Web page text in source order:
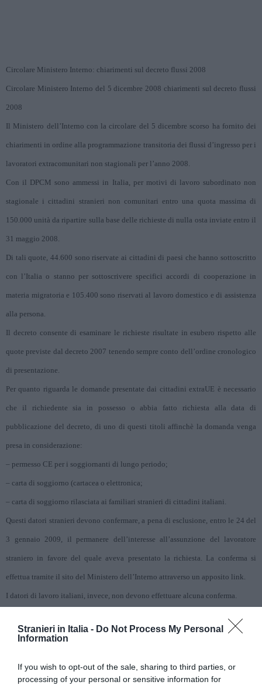
Stranieri in Italia - Do Not Process My Personal
Information
If you wish to opt-out of the sale, sharing to third parties, or
processing of your personal or sensitive information for
Circolare Ministero Interno: chiarimenti sul decreto flussi 2008
Circolare Ministero Interno del 5 dicembre 2008 chiarimenti sul decreto flussi
2008
Il Ministero dell’Interno con la circolare del 5 dicembre scorso ha fornito dei
chiarimenti in ordine alla programmazione transitoria dei flussi d’ingresso per i
lavoratori extracomunitari non stagionali per l’anno 2008.
Con il DPCM sono ammessi in Italia, per motivi di lavoro subordinato non
stagionale i cittadini stranieri non comunitari entro una quota massima di
150.000 unità da ripartire sulla base delle richieste di nulla osta inviate entro il
31 maggio 2008.
Di tali quote, 44.600 sono riservate ai cittadini di paesi che hanno sottoscritto
con l’Italia o stanno per sottoscrivere specifici accordi di cooperazione in
materia migratoria e 105.400 sono riservati al lavoro domestico e di assistenza
alla persona.
Il decreto consente di esaminare le richieste risultate in esubero rispetto alle
quote previste dal decreto 2007 tenendo sempre conto dell’ordine cronologico
di presentazione.
Per quanto riguarda le domande presentate dai cittadini extraUE è necessario
che il richiedente sia in possesso o abbia fatto richiesta alla data di
pubblicazione del decreto, di uno di questi titoli affinchè la domanda venga
presa in considerazione:
– permesso CE per i soggiornanti di lungo periodo;
– carta di soggiorno (cartacea o elettronica;
– carta di soggiorno rilasciata ai familiari stranieri di cittadini italiani.
Questi datori stranieri devono confermare, a pena di esclusione, entro le 24 del
3 gennaio 2009, il permanere dell’interesse all’assunzione del lavoratore
straniero in favore del quale aveva presentato la richiesta. La conferma si
effettua tramite il sito del Ministero dell’Interno attraverso un apposito link.
I datori di lavoro italiani, invece, non devono effettuare alcuna conferma.